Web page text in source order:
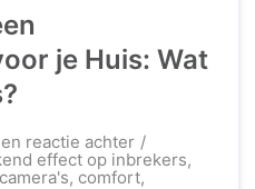
je Huis: Wat
reactie achterop
De
Kosten
effect op inbrekers,
, comfort,